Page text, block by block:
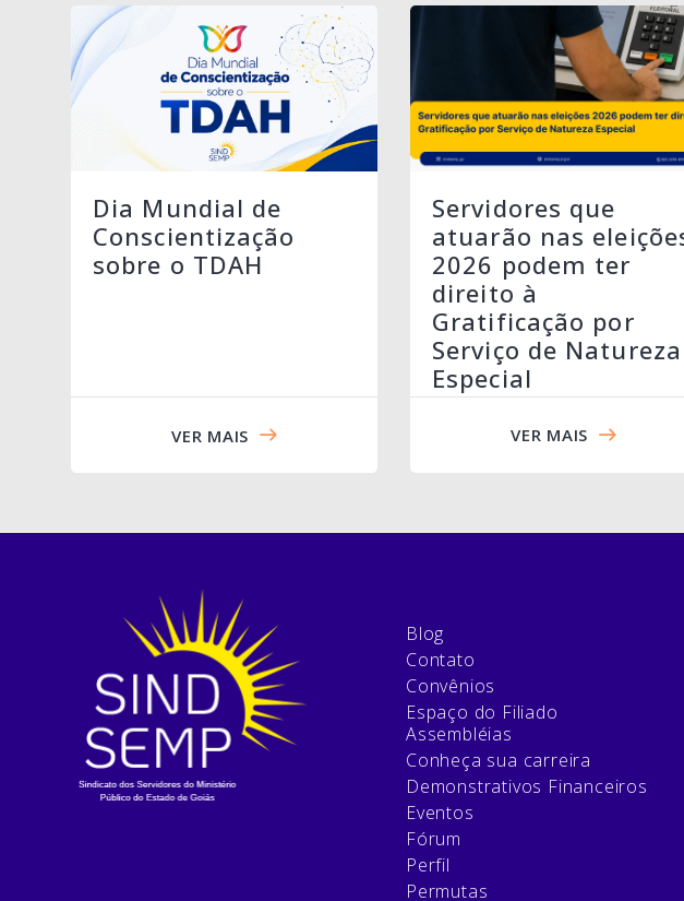
Dia Mundial de
Conscientização
sobre o TDAH
VER MAIS
Servidores que
atuarão nas
2026 podem ter
direito à
Gratificação por
Serviço de Natureza
Especial
VER MAIS
Blog
Contato
Convênios
Espaço do Filiado
Assembléias
Conheça sua carreira
Demonstrativos Financeiros
Eventos
Fórum
Perfil
Permutas